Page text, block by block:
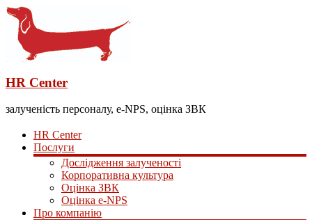
HR Center
залученість персоналу, e-NPS, оцінка ЗВК
HR Center
Послуги
Дослідження залученості
Корпоративна культура
Оцінка ЗВК
Оцінка e-NPS
Про компанію